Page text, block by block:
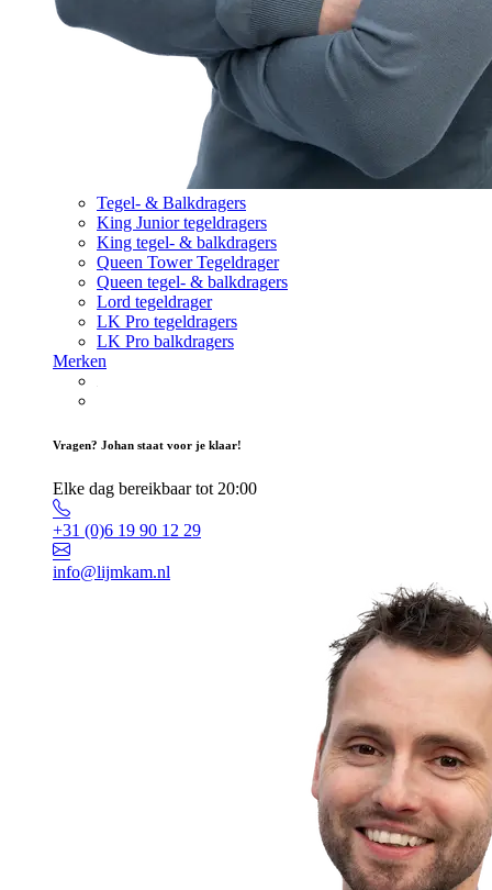
Tegel- & Balkdragers
King Junior tegeldragers
King tegel- & balkdragers
Queen Tower Tegeldrager
Queen tegel- & balkdragers
Lord tegeldrager
LK Pro tegeldragers
LK Pro balkdragers
Merken
Vragen? Johan staat voor je klaar!
Elke dag bereikbaar tot 20:00
+31 (0)6 19 90 12 29
info@lijmkam.nl